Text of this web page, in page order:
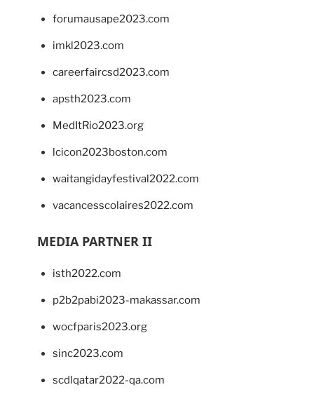
forumausape2023.com
imkl2023.com
careerfaircsd2023.com
apsth2023.com
MedItRio2023.org
lcicon2023boston.com
waitangidayfestival2022.com
vacancesscolaires2022.com
MEDIA PARTNER II
isth2022.com
p2b2pabi2023-makassar.com
wocfparis2023.org
sinc2023.com
scdlqatar2022-qa.com